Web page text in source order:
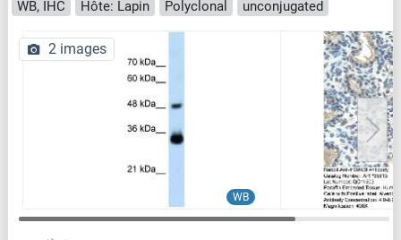
WB, IHC
Hôte: Lapin Polyclonal unconjugated
WB
2 images